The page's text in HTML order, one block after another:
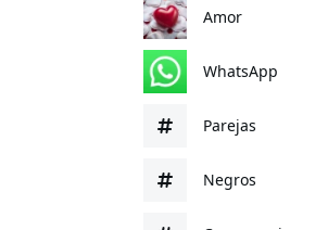
Amor
WhatsApp
Parejas
Negros